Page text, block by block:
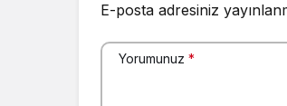
E-posta adresiniz
Yorumunuz *